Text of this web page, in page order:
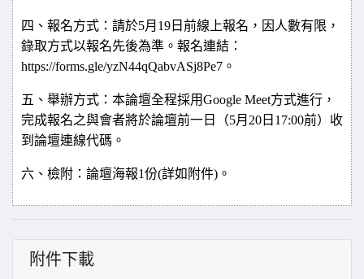
四、報名方式：請於5月 19 日前線上報名，因人數有限，
錄取方式以報名先後為準。報名連結：
https://forms.gle/yzN44qQabvASj8Pe7 。
五、舉辦方式：本論壇全程採用Google Meet方式進行，
完成報名之與會者將於論壇前一日（5月 20 日 17:00前）收
到論壇連線代碼。
六、檢附：論壇海報1份(詳如附件) 。
附件下載